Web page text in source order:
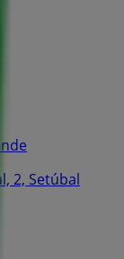
2, Setúbal